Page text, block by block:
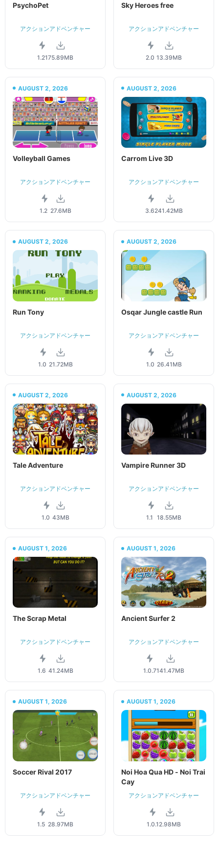
PsychoPet
アクションアドベンチャー
1.2175.89MB
Sky Heroes free
アクションアドベンチャー
2.0 13.39MB
AUGUST 2, 2026
Volleyball Games
アクションアドベンチャー
1.2 27.6MB
AUGUST 2, 2026
Carrom Live 3D
アクションアドベンチャー
3.6241.42MB
AUGUST 2, 2026
Run Tony
アクションアドベンチャー
1.0 21.72MB
AUGUST 2, 2026
Osqar Jungle castle Run
アクションアドベンチャー
1.0 26.41MB
AUGUST 2, 2026
Tale Adventure
アクションアドベンチャー
1.0 43MB
AUGUST 2, 2026
Vampire Runner 3D
アクションアドベンチャー
1.1 18.55MB
AUGUST 1, 2026
The Scrap Metal
アクションアドベンチャー
1.6 41.24MB
AUGUST 1, 2026
Ancient Surfer 2
アクションアドベンチャー
1.0.7141.47MB
AUGUST 1, 2026
Soccer Rival 2017
アクションアドベンチャー
1.5 28.97MB
AUGUST 1, 2026
Noi Hoa Qua HD - Noi Trai
Cay
アクションアドベンチャー
1.0.1 2.98MB